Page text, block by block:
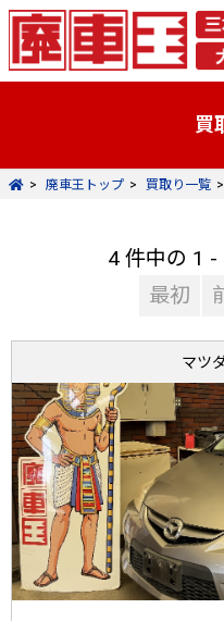
買
廃車王トップ 買取り一覧
4 件中の 1
最初
マツ